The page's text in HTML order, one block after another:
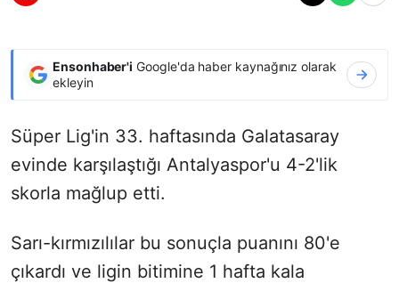
Ensonhaber'i Google'da haber kaynağınız olarak
ekleyin
Süper Lig'in 33. haftasında Galatasaray
evinde karşılaştığı Antalyaspor'u 4-2'lik
skorla mağlup etti.
Sarı-kırmızılılar bu sonuçla puanını 80'e
çıkardı ve ligin bitimine 1 hafta kala